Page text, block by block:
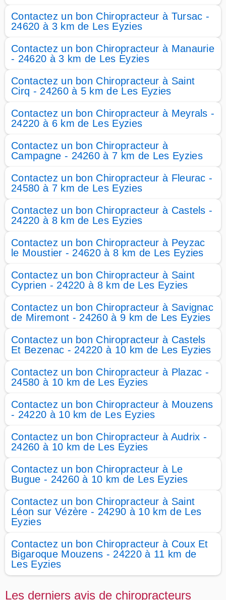
Contactez un bon Chiropracteur à Tursac -
24620 à 3 km de Les Eyzies
Contactez un bon Chiropracteur à Manaurie
- 24620 à 3 km de Les Eyzies
Contactez un bon Chiropracteur à Saint
Cirq - 24260 à 5 km de Les Eyzies
Contactez un bon Chiropracteur à Meyrals -
24220 à 6 km de Les Eyzies
Contactez un bon Chiropracteur à
Campagne - 24260 à 7 km de Les Eyzies
Contactez un bon Chiropracteur à Fleurac -
24580 à 7 km de Les Eyzies
Contactez un bon Chiropracteur à Castels -
24220 à 8 km de Les Eyzies
Contactez un bon Chiropracteur à Peyzac
le Moustier - 24620 à 8 km de Les Eyzies
Contactez un bon Chiropracteur à Saint
Cyprien - 24220 à 8 km de Les Eyzies
Contactez un bon Chiropracteur à Savignac
de Miremont - 24260 à 9 km de Les Eyzies
Contactez un bon Chiropracteur à Castels
Et Bezenac - 24220 à 10 km de Les Eyzies
Contactez un bon Chiropracteur à Plazac -
24580 à 10 km de Les Eyzies
Contactez un bon Chiropracteur à Mouzens
- 24220 à 10 km de Les Eyzies
Contactez un bon Chiropracteur à Audrix -
24260 à 10 km de Les Eyzies
Contactez un bon Chiropracteur à Le
Bugue - 24260 à 10 km de Les Eyzies
Contactez un bon Chiropracteur à Saint
Léon sur Vézère - 24290 à 10 km de Les
Eyzies
Contactez un bon Chiropracteur à Coux Et
Bigaroque Mouzens - 24220 à 11 km de
Les Eyzies
Les derniers avis de chiropracteurs